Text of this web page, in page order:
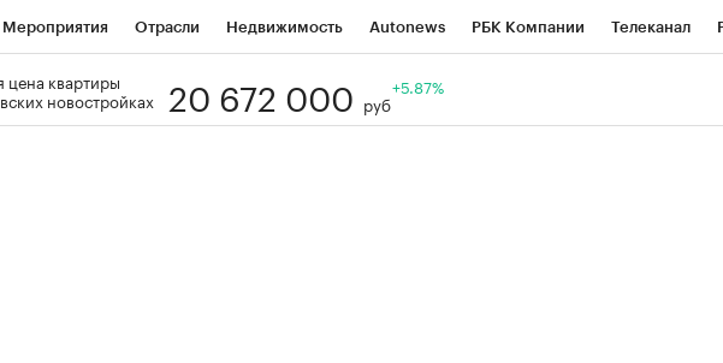
Мероприятия Отрасли Недвижимость Autonews РБК Компании Телеканал
Визионеры
цена квартиры
новостройках
20 672 000 руб
+5.87%